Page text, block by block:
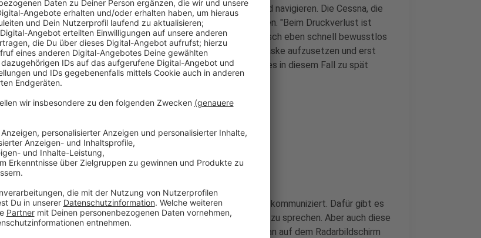
in Notfällen Piloten wie folgt reagieren sollten. Weitersteuern und navigieren. Die Cessna, die
in der Ostsee abstürzte, soll aber Druckprobleme vermeldet haben. "Beim Druckverlust ist
Sauerstoffmangel das Schwierigste an der Situation, da der Mensch eben schnell bewusstlos
wird. Dementsprechend ist das Allerwichtigste, die Sauerstoffmaske aufzusetzen und erst
dann das Problem zu behandeln", erläutert Frontini. Dafür könnte es in diesem Fall zu spät
gewesen sein.
Anzeige
Weshalb Kampfjets ein Flugzeug begleitet haben
Anzeige
Als Pilot oder Pilotin wird mit Fluglotsen am jeweiligen Flughafen kommuniziert. Dafür gibt es
auch Notfrequenzen. Oder man versucht mit anderen Flugzeugen zu sprechen. Aber auch diese
Technik kann ausfallen. "Dafür gibt es auch ein Verfahren, dass man auf dem Radarbildschirm